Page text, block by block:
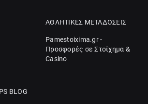
BLOG
ΑΘΛΗΤΙΚΕΣ ΜΕΤΑΔΟΣΕΙΣ
Pamestoixima.gr -
Προσφορές σε Στοίχημα &
Casino